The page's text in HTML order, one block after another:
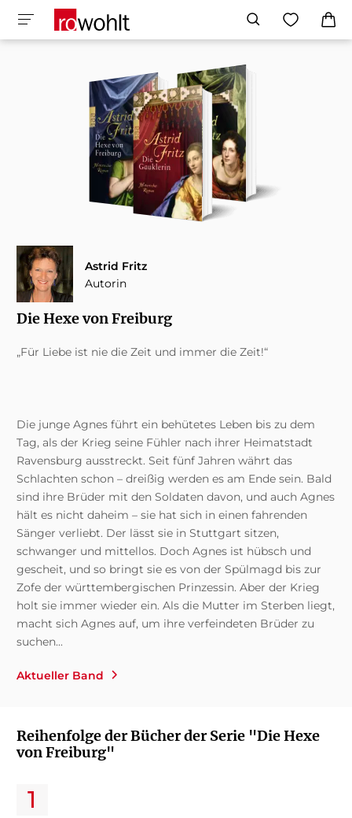
Astrid Fritz
Autorin
Die Hexe von Freiburg
„Für Liebe ist nie die Zeit und immer die Zeit!“
Die junge Agnes führt ein behütetes Leben bis zu dem
Tag, als der Krieg seine Fühler nach ihrer Heimatstadt
Ravensburg ausstreckt. Seit fünf Jahren währt das
Schlachten schon – dreißig werden es am Ende sein. Bald
sind ihre Brüder mit den Soldaten davon, und auch Agnes
hält es nicht daheim – sie hat sich in einen fahrenden
Sänger verliebt. Der lässt sie in Stuttgart sitzen,
schwanger und mittellos. Doch Agnes ist hübsch und
gescheit, und so bringt sie es von der Spülmagd bis zur
Zofe der württembergischen Prinzessin. Aber der Krieg
holt sie immer wieder ein. Als die Mutter im Sterben liegt,
macht sich Agnes auf, um ihre verfeindeten Brüder zu
suchen...
Aktueller Band
Reihenfolge der Bücher der Serie "Die Hexe
von Freiburg"